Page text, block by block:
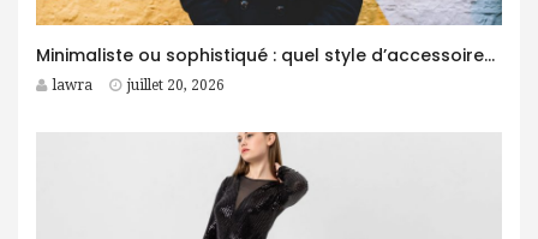
Minimaliste ou sophistiqué : quel style d’accessoires homme choisir ?
lawra juillet 20, 2026